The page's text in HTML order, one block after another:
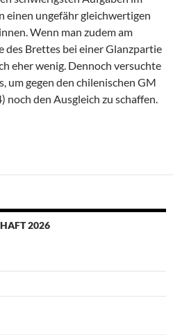
einen ungefähr gleichwertigen
Wenn man zudem am
des Brettes bei einer Glanzpartie
eher wenig. Dennoch versuchte
um gegen den chilenischen GM
noch den Ausgleich zu schaffen.
2026